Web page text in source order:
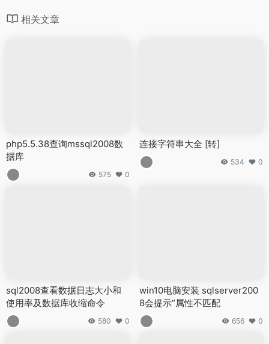
相关文章
php5.5.38查询mssql2008数
据库
575 0
连接字符串大全 [转]
534 0
sql2008查看数据日志大小和
使用率及数据库收缩命令
580 0
win10电脑安装 sqlserver200
8会提示“属性不匹配
656 0